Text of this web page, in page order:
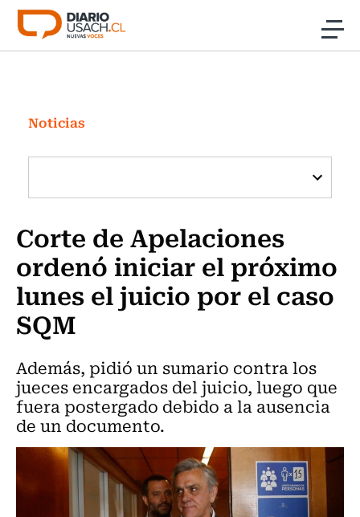
Click acá para ir directamente al contenido
Investigación
Cultura
Programas Radio y TV Usach
Noticias
Corte de Apelaciones
ordenó iniciar el próximo
lunes el juicio por el caso
SQM
Además, pidió un sumario contra los
jueces encargados del juicio, luego que
fuera postergado debido a la ausencia
de un documento.